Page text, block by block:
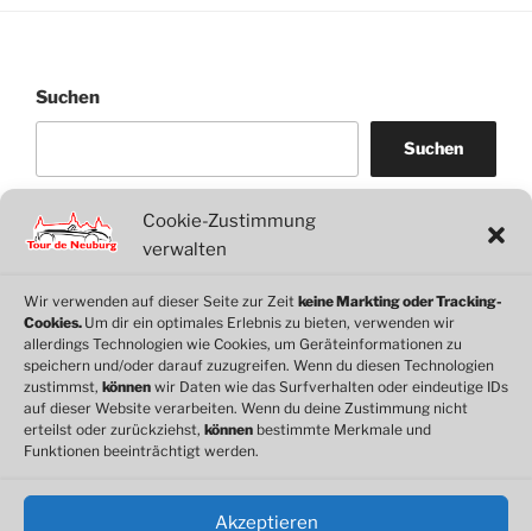
Cookie-Zustimmung
verwalten
Wir verwenden auf dieser Seite zur Zeit keine Markting oder Tracking-
Cookies. Um dir ein optimales Erlebnis zu bieten, verwenden wir
allerdings Technologien wie Cookies, um Geräteinformationen zu
speichern und/oder darauf zuzugreifen. Wenn du diesen Technologien
zustimmst, können wir Daten wie das Surfverhalten oder eindeutige IDs
auf dieser Website verarbeiten. Wenn du deine Zustimmung nicht
erteilst oder zurückziehst, können bestimmte Merkmale und
Funktionen beeinträchtigt werden.
Akzeptieren
Suchen
Suchen
WordPress
WhatsApp
Facebook
Link
© 2026 Motorclub Neuburg e.V.
Cookie-Richtlinie
Impressum